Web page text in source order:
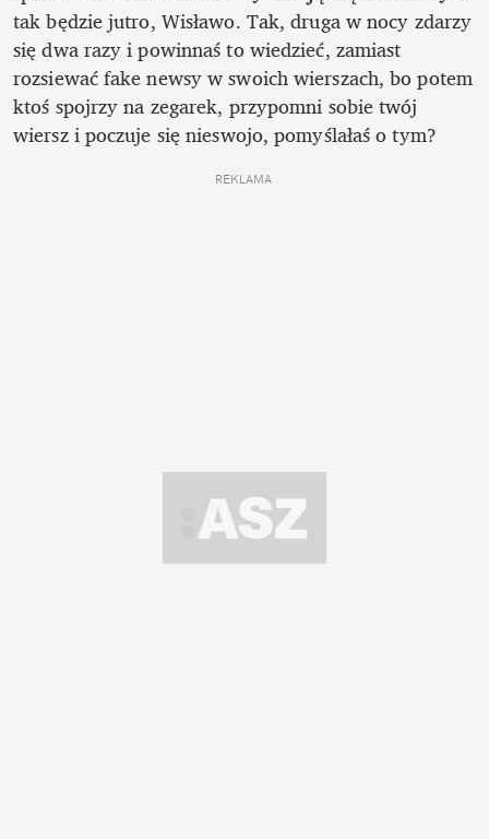
tak będzie jutro, Wisławo. Tak, druga w nocy zdarzy
się dwa razy i powinnaś to wiedzieć, zamiast
rozsiewać fake newsy w swoich wierszach, bo potem
ktoś spojrzy na zegarek, przypomni sobie twój
wiersz i poczuje się nieswojo, pomyślałaś o tym?
REKLAMA